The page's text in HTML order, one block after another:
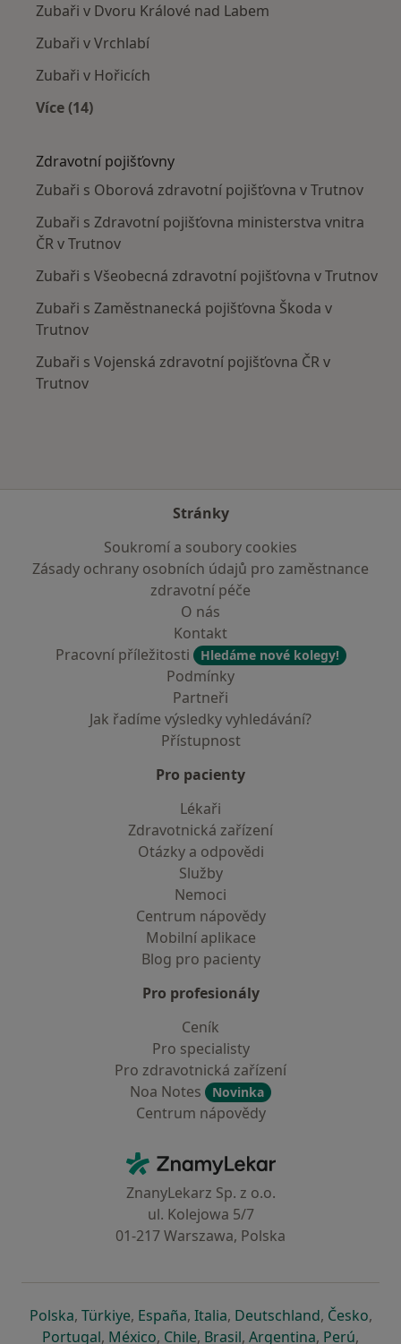
Zubaři v Dvoru Králové nad Labem
Zubaři v Vrchlabí
Zubaři v Hořicích
Více (14)
Zdravotní pojišťovny
Zubaři s Oborová zdravotní pojišťovna v Trutnov
Zubaři s Zdravotní pojišťovna ministerstva vnitra
ČR v Trutnov
Zubaři s Všeobecná zdravotní pojišťovna v Trutnov
Zubaři s Zaměstnanecká pojišťovna Škoda v
Trutnov
Zubaři s Vojenská zdravotní pojišťovna ČR v
Trutnov
Stránky
Soukromí a soubory cookies
Zásady ochrany osobních údajů pro zaměstnance
zdravotní péče
O nás
Kontakt
Pracovní příležitosti
Hledáme nové kolegy!
Podmínky
Partneři
Jak řadíme výsledky vyhledávání?
Přístupnost
Pro pacienty
Lékaři
Zdravotnická zařízení
Otázky a odpovědi
Služby
Nemoci
Centrum nápovědy
Mobilní aplikace
Blog pro pacienty
Pro profesionály
Ceník
Pro specialisty
Pro zdravotnická zařízení
Noa Notes
Novinka
Centrum nápovědy
ZnamyLekar - Hlavní stránka
ZnanyLekarz Sp. z o.o.
ul. Kolejowa 5/7
01-217 Warszawa, Polska
Polskase otevře v nové záložce
, Türkiyese otevře v nové záložce
, Españase otevře v nové záložce
, Italiase otevře v nové záložce
, Deutschlandse otevře v
, Českose
,
Portugalse otevře v nové záložce
, Méxicose otevře v nové záložce
, Chilese otevře v nové záložce
, Brasilse otevře v nové
, Argentinase otevře v
, Perúse
,